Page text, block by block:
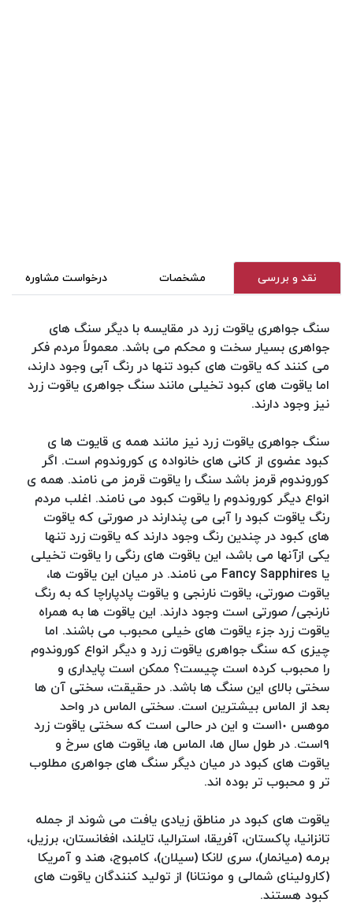
نقد و بررسی مشخصات درخواست مشاوره
سنگ جواهری یاقوت زرد در مقایسه با دیگر سنگ های
جواهری بسیار سخت و محکم می باشد. معمولاً مردم فکر
می کنند که یاقوت های کبود تنها در رنگ آبی وجود دارند،
اما یاقوت های کبود تخیلی مانند سنگ جواهری یاقوت زرد
نیز وجود دارند.
سنگ جواهری یاقوت زرد نیز مانند همه ی قایوت ها ی
کبود عضوی از کانی های خانواده ی کوروندوم است. اگر
کوروندوم قرمز باشد سنگ را یاقوت قرمز می نامند. همه ی
انواع دیگر کوروندوم را یاقوت کبود می نامند. اغلب مردم
رنگ یاقوت کبود را آبی می پندارند در صورتی که یاقوت
های کبود در چندین رنگ وجود دارند که یاقوت زرد تنها
یکی ازآنها می باشد، این یاقوت های رنگی را یاقوت تخیلی
یا Fancy Sapphires می نامند. در میان این یاقوت ها،
یاقوت صورتی، یاقوت نارنجی و یاقوت پادپاراچا که به رنگ
نارنجی/ صورتی است وجود دارند. این یاقوت ها به همراه
یاقوت زرد جزء یاقوت های خیلی محبوب می باشند. اما
چیزی که سنگ جواهری یاقوت زرد و دیگر انواع کوروندوم
را محبوب کرده است چیست؟ ممکن است پایداری و
سختی بالای این سنگ ها باشد. در حقیقت، سختی آن ها
بعد از الماس بیشترین است. سختی الماس در واحد
موهس ١٠است و این در حالی است که سختی یاقوت زرد
٩است. در طول سال ها، الماس ها، یاقوت های سرخ و
یاقوت های کبود در میان دیگر سنگ های جواهری مطلوب
تر و محبوب تر بوده اند.
یاقوت های کبود در مناطق زیادی یافت می شوند از جمله
تانزانیا، پاکستان، آفریقا، استرالیا، تایلند، افغانستان، برزیل،
برمه (میانمار)، سری لانکا (سیلان)، کامبوج، هند و آمریکا
(کارولینای شمالی و مونتانا) از تولید کنندگان یاقوت های
کبود هستند.